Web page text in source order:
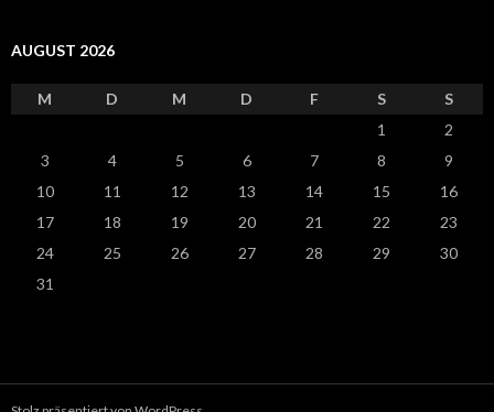
AUGUST 2026
M D M D F S
S
1
2
3
4 5 6 7 8
9
10
11 12 13 14 15
16
17
18 19 20 21 22
23
24
25 26 27 28 29
30
31